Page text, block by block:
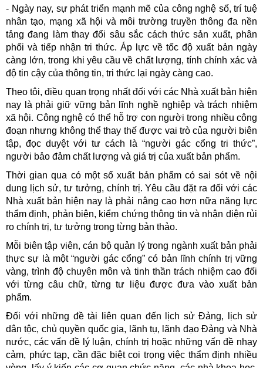
- Ngày nay, sự phát triển mạnh mẽ của công nghệ số, trí tuệ
nhân tạo, mạng xã hội và môi trường truyền thông đa nền
tảng đang làm thay đổi sâu sắc cách thức sản xuất, phân
phối và tiếp nhận tri thức. Áp lực về tốc độ xuất bản ngày
càng lớn, trong khi yêu cầu về chất lượng, tính chính xác và
độ tin cậy của thông tin, tri thức lại ngày càng cao.
Theo tôi, điều quan trọng nhất đối với các Nhà xuất bản hiện
nay là phải giữ vững bản lĩnh nghề nghiệp và trách nhiệm
xã hội. Công nghệ có thể hỗ trợ con người trong nhiều công
đoạn nhưng không thể thay thế được vai trò của người biên
tập, đọc duyệt với tư cách là “người gác cổng tri thức”,
người bảo đảm chất lượng và giá trị của xuất bản phẩm.
Thời gian qua có một số xuất bản phẩm có sai sót về nội
dung lịch sử, tư tưởng, chính trị. Yêu cầu đặt ra đối với các
Nhà xuất bản hiện nay là phải nâng cao hơn nữa năng lực
thẩm định, phản biện, kiểm chứng thông tin và nhận diện rủi
ro chính trị, tư tưởng trong từng bản thảo.
Mỗi biên tập viên, cán bộ quản lý trong ngành xuất bản phải
thực sự là một “người gác cổng” có bản lĩnh chính trị vững
vàng, trình độ chuyên môn và tinh thần trách nhiệm cao đối
với từng câu chữ, từng tư liệu được đưa vào xuất bản
phẩm.
Đối với những đề tài liên quan đến lịch sử Đảng, lịch sử
dân tộc, chủ quyền quốc gia, lãnh tụ, lãnh đạo Đảng và Nhà
nước, các vấn đề lý luận, chính trị hoặc những vấn đề nhạy
cảm, phức tạp, cần đặc biệt coi trọng việc thẩm định nhiều